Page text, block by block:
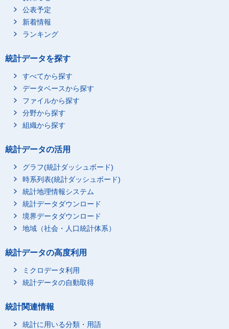
公表予定
新着情報
ランキング
統計データを探す
すべてから探す
データベースから探す
ファイルから探す
分野から探す
組織から探す
統計データの活用
グラフ(統計ダッシュボード)
時系列表(統計ダッシュボード)
統計地理情報システム
統計データダウンロード
境界データダウンロード
地域（社会・人口統計体系）
統計データの高度利用
ミクロデータ利用
統計データの自動取得
統計関連情報
統計に用いる分類・用語